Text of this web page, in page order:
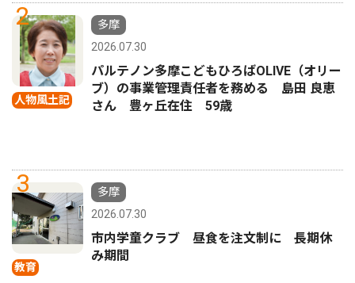
2
人物風土記
多摩
2026.07.30
パルテノン多摩こどもひろばOLIVE（オリー
ブ）の事業管理責任者を務める 島田 良恵
さん 豊ヶ丘在住 59歳
3
教育
多摩
2026.07.30
市内学童クラブ 昼食を注文制に 長期休
み期間